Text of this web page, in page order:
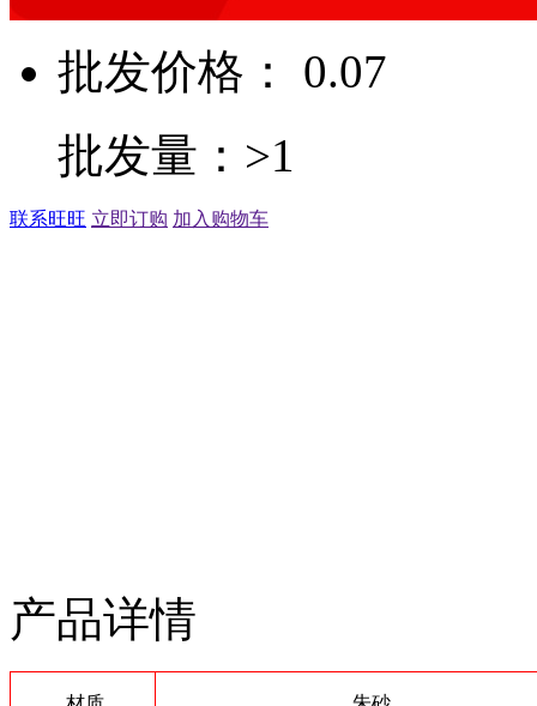
批发价格： 0.07
批发量：>1
联系旺旺 立即订购 加入购物车
产品详情